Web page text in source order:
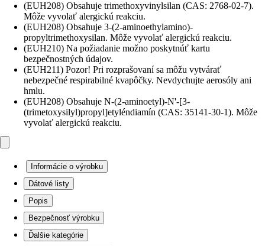
(EUH208) Obsahuje trimethoxyvinylsilan (CAS: 2768-02-7).
Môže vyvolať alergickú reakciu.
(EUH208) Obsahuje 3-(2-aminoethylamino)-
propyltrimethoxysilan. Môže vyvolať alergickú reakciu.
(EUH210) Na požiadanie možno poskytnúť kartu
bezpečnostných údajov.
(EUH211) Pozor! Pri rozprašovaní sa môžu vytvárať
nebezpečné respirabilné kvapôčky. Nevdychujte aerosóly ani
hmlu.
(EUH208) Obsahuje N-(2-aminoetyl)-N'-[3-
(trimetoxysilyl)propyl]etyléndiamín (CAS: 35141-30-1). Môže
vyvolať alergickú reakciu.
Informácie o výrobku
Dátové listy
Popis
Bezpečnosť výrobku
Ďalšie kategórie